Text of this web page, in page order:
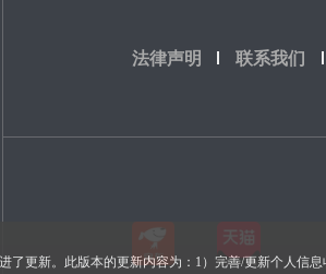
了更新。此版本的更新内容为：1）完善/更新个人信
法律声明 联系我们